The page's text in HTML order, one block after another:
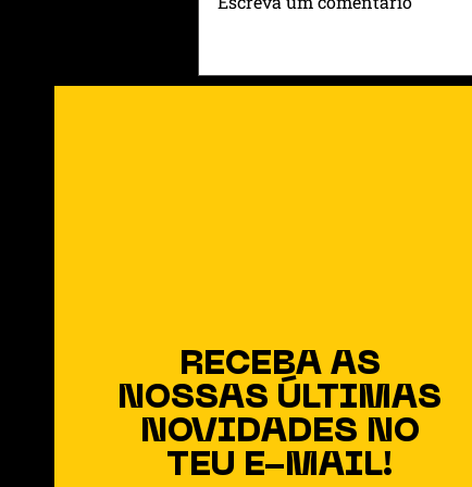
Entre Rótulos e Raízes: O
RECEBA AS
NOSSAS ÚLTIMAS
NOVIDADES NO
TEU E-MAIL!